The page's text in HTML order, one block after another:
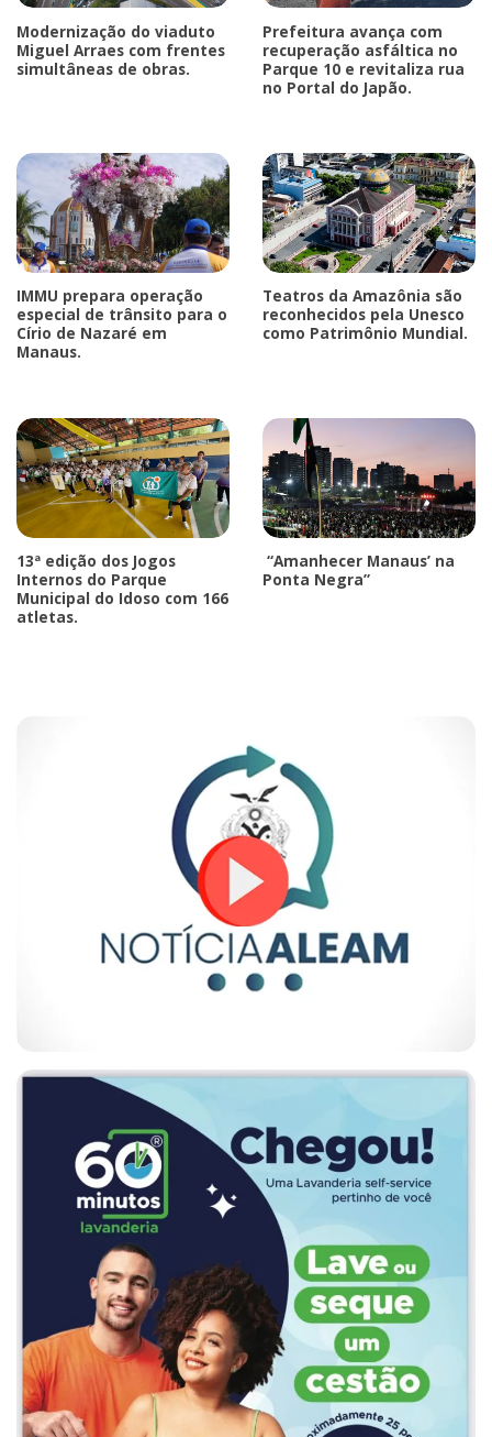
Modernização do viaduto
Miguel Arraes com frentes
simultâneas de obras.
Prefeitura avança com
recuperação asfáltica no
Parque 10 e revitaliza rua
no Portal do Japão.
IMMU prepara operação
especial de trânsito para o
Círio de Nazaré em
Manaus.
Teatros da Amazônia são
reconhecidos pela Unesco
como Patrimônio Mundial.
13ª edição dos Jogos
Internos do Parque
Municipal do Idoso com 166
atletas.
“Amanhecer Manaus’ na
Ponta Negra”